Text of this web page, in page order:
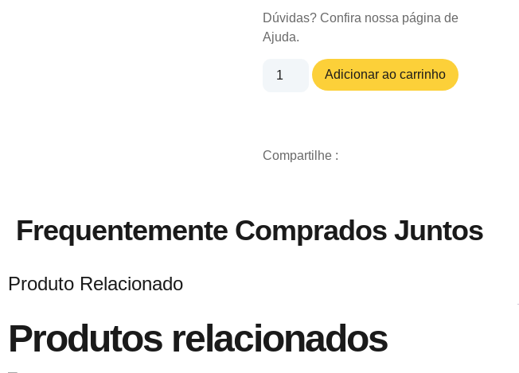
Dúvidas? Confira nossa página de
Ajuda.
Adicionar ao carrinho
Compartilhe :
Frequentemente Comprados Juntos
Produto Relacionado
Produtos relacionados